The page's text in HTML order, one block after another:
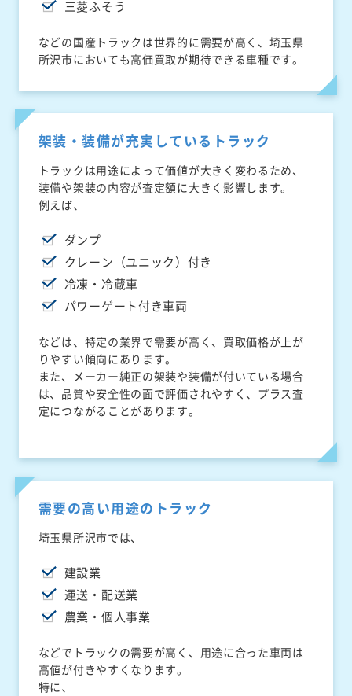
三菱ふそう
などの国産トラックは世界的に需要が高く、埼玉県
所沢市においても高価買取が期待できる車種です。
架装・装備が充実しているトラック
トラックは用途によって価値が大きく変わるため、
装備や架装の内容が査定額に大きく影響します。
例えば、
ダンプ
クレーン（ユニック）付き
冷凍・冷蔵車
パワーゲート付き車両
などは、特定の業界で需要が高く、買取価格が上が
りやすい傾向にあります。
また、メーカー純正の架装や装備が付いている場合
は、品質や安全性の面で評価されやすく、プラス査
定につながることがあります。
需要の高い用途のトラック
埼玉県所沢市では、
建設業
運送・配送業
農業・個人事業
などでトラックの需要が高く、用途に合った車両は
高値が付きやすくなります。
特に、